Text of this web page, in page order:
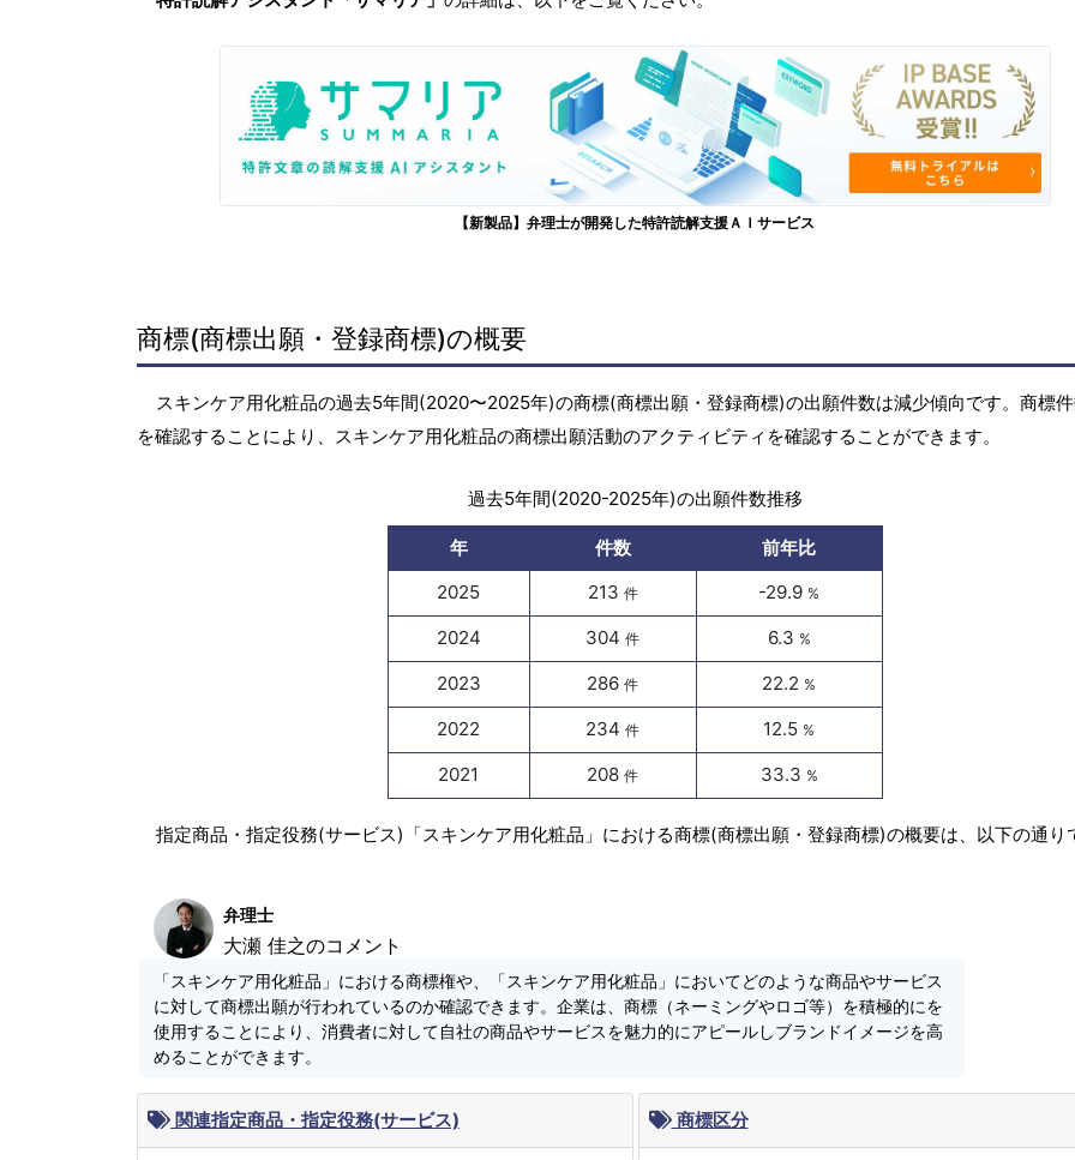
【新製品】弁理士が開発した特許読解支援ＡＩサービス
商標(商標出願・登録商標)の概要
スキンケア用化粧品の過去5年間(2020〜2025年)の商標(商標出願・登録商標)の出願件数は減少傾向です。商標
を確認することにより、スキンケア用化粧品の商標出願活動のアクティビティを確認することができます。
過去5年間(2020-2025年)の出願件数推移
年 件数
前年比
2025
213 件 -29.9 %
2024 304件 6.3 %
2023 286件 22.2 %
2022 234件 12.5 %
2021 208件 33.3 %
指定商品・指定役務(サービス)「スキンケア用化粧品」における商標(商標出願・登録商標)の概要は、以下の通り
弁理士
大瀬 佳之のコメント
「スキンケア用化粧品」における商標権や、「スキンケア用化粧品」においてどのような商品やサービス
に対して商標出願が行われているのか確認できます。企業は、商標（ネーミングやロゴ等）を積極的にを
使用することにより、消費者に対して自社の商品やサービスを魅力的にアピールしブランドイメージを高
めることができます。
関連指定商品・指定役務(サービス) 商標区分